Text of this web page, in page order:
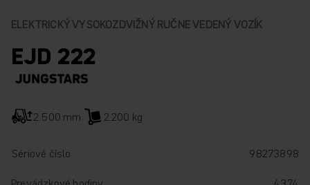
ELEKTRICKÝ VYSOKOZDVIŽNÝ RUČNE VEDENÝ VOZÍK
EJD 222
2.500 mm 2.200 kg
Sériové číslo
98273898